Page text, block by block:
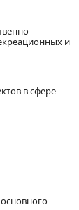
и
в сфере